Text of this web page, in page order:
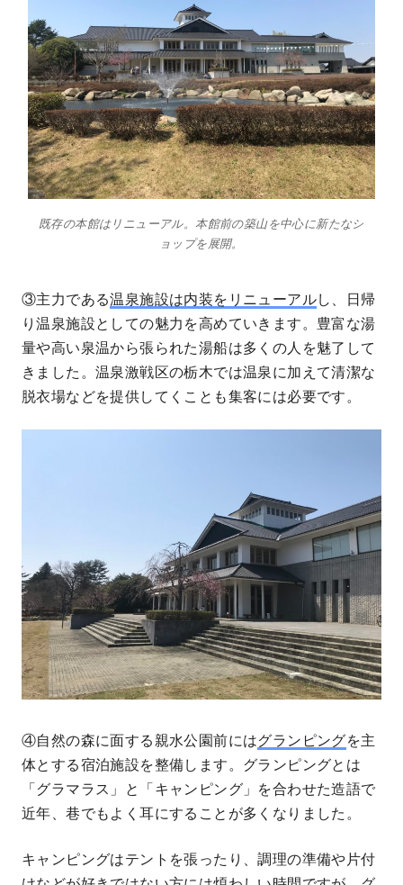
既存の本館はリニューアル。本館前の築山を中心に新たなシ
ョップを展開。
③主力である温泉施設は内装をリニューアルし、日帰
り温泉施設としての魅力を高めていきます。豊富な湯
量や高い泉温から張られた湯船は多くの人を魅了して
きました。温泉激戦区の栃木では温泉に加えて清潔な
脱衣場などを提供してくことも集客には必要です。
④自然の森に面する親水公園前にはグランピングを主
体とする宿泊施設を整備します。グランピングとは
「グラマラス」と「キャンピング」を合わせた造語で
近年、巷でもよく耳にすることが多くなりました。
キャンピングはテントを張ったり、調理の準備や片付